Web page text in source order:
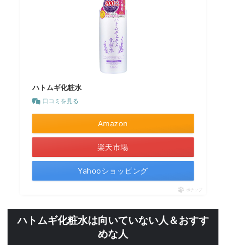
ハトムギ化粧水
口コミを見る
Amazon
楽天市場
Yahooショッピング
ポチップ
ハトムギ化粧水は向いていない人＆おすす
めな人